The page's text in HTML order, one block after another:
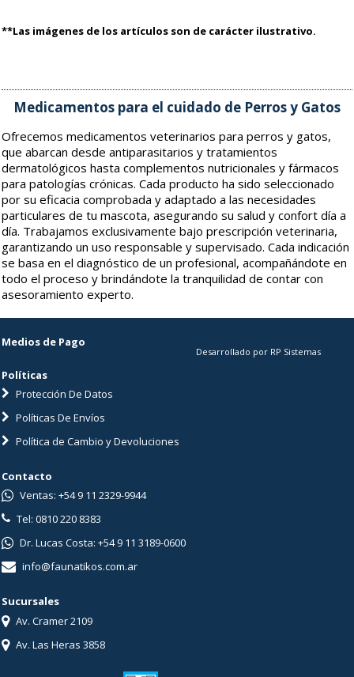
**Las imágenes de los artículos son de carácter ilustrativo.
Medicamentos para el cuidado de Perros y Gatos
Ofrecemos medicamentos veterinarios para perros y gatos,
que abarcan desde antiparasitarios y tratamientos
dermatológicos hasta complementos nutricionales y fármacos
para patologías crónicas. Cada producto ha sido seleccionado
por su eficacia comprobada y adaptado a las necesidades
particulares de tu mascota, asegurando su salud y confort día a
día. Trabajamos exclusivamente bajo prescripción veterinaria,
garantizando un uso responsable y supervisado. Cada indicación
se basa en el diagnóstico de un profesional, acompañándote en
todo el proceso y brindándote la tranquilidad de contar con
asesoramiento experto.
Medios de Pago
Políticas
Protección De Datos
Políticas De Envíos
Política de Cambio y Devoluciones
Desarrollado por RP Sistemas
Contacto
Ventas: +54 9 11 2329-9944
Tel: 0810 220 8383
Dr. Lucas Costa: +54 9 11 3189-0600
info@faunatikos.com.ar
Sucursales
Av. Cramer 2109
Av. Las Heras 3858